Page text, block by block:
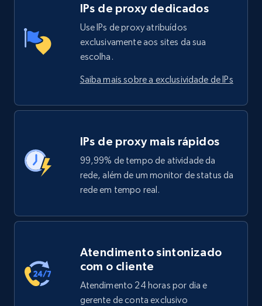
IPs de proxy dedicados
Use IPs de proxy atribuídos
exclusivamente aos sites da sua
escolha.
Saiba mais sobre a exclusividade de IPs
IPs de proxy mais rápidos
99,99% de tempo de atividade da
rede, além de um monitor de status da
rede em tempo real.
Atendimento sintonizado
com o cliente
Atendimento 24 horas por dia e
gerente de conta exclusivo